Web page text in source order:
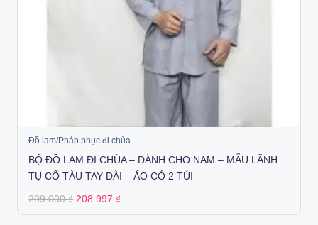
Đồ lam/Pháp phục đi chùa
BỘ ĐỒ LAM ĐI CHÙA – DÀNH CHO NAM – MẪU LÃNH
TỤ CỔ TÀU TAY DÀI – ÁO CÓ 2 TÚI
209.000₫ Original
was:
208.997 ₫
is: